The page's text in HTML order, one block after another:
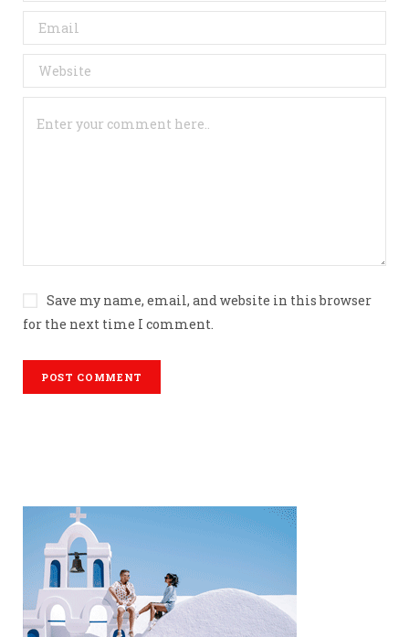
Save my name, email, and website in this browser
for the next time I comment.